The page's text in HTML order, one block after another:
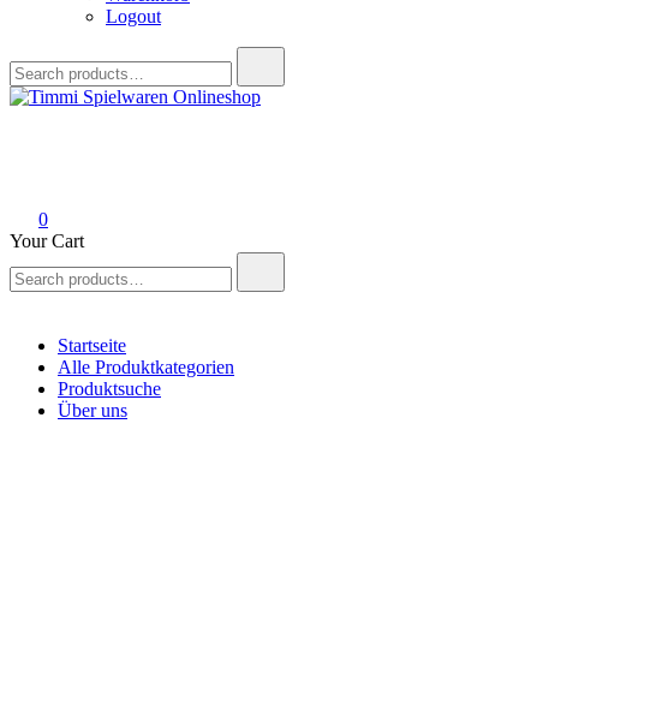
Logout
for:
0
Your Cart
for:
Startseite
Alle Produktkategorien
Produktsuche
Über uns